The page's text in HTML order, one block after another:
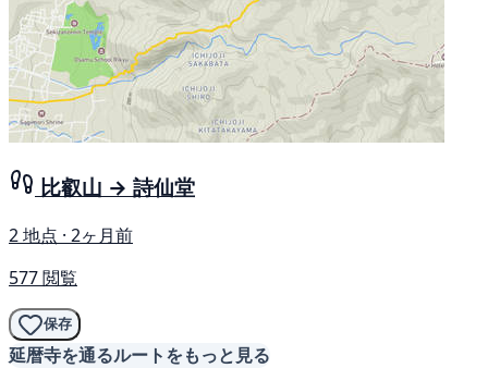
比叡山 → 詩仙堂
2 地点 · 2ヶ月前
577 閲覧
保存
延暦寺を通るルートをもっと見る